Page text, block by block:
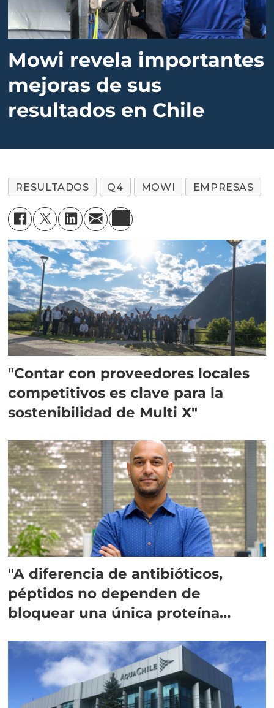
Mowi revela importantes
mejoras de sus
resultados en Chile
RESULTADOS Q4 MOWI EMPRESAS
"Contar con proveedores locales
competitivos es clave para la
sostenibilidad de Multi X"
"A diferencia de antibióticos,
péptidos no dependen de
bloquear una única proteína